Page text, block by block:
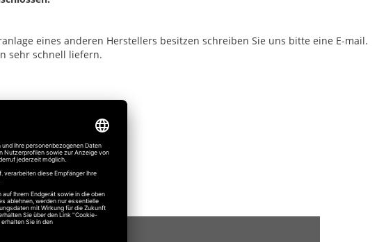
eines anderen Herstellers besitzen schreiben Sie uns bitte eine E-mail.
sehr schnell liefern.